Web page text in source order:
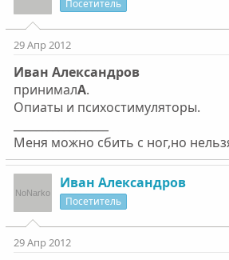
Посетитель
29 Апр 2012
Ивaн Алeксaндров
принималА.
Опиаты и психостимуляторы.
Меня можно сбить с ног,но
Ивaн Алeксaндров
Посетитель
29 Апр 2012